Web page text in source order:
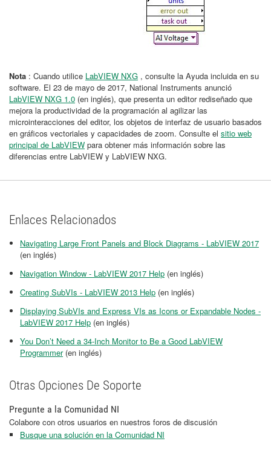
Nota : Cuando utilice LabVIEW NXG , consulte la Ayuda incluida en su
software. El 23 de mayo de 2017, National Instruments anunció
LabVIEW NXG 1.0 (en inglés), que presenta un editor rediseñado que
mejora la productividad de la programación al agilizar las
microinteracciones del editor, los objetos de interfaz de usuario basados
​​en gráficos vectoriales y capacidades de zoom. Consulte el sitio web
principal de LabVIEW para obtener más información sobre las
diferencias entre LabVIEW y LabVIEW NXG.
Enlaces Relacionados
Navigating Large Front Panels and Block Diagrams - LabVIEW 2017
(en inglés)
Navigation Window - LabVIEW 2017 Help (en inglés)
Creating SubVIs - LabVIEW 2013 Help (en inglés)
Displaying SubVIs and Express VIs as Icons or Expandable Nodes -
LabVIEW 2017 Help (en inglés)
You Don’t Need a 34-Inch Monitor to Be a Good LabVIEW
Programmer(en inglés)
Otras Opciones De Soporte
Pregunte a la Comunidad NI
Colabore con otros usuarios en nuestros foros de discusión
Busque una solución en la Comunidad NI